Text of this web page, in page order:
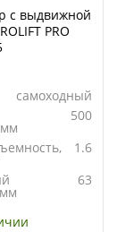
с выдвижной
PRO
самоходный
500
1.6
63